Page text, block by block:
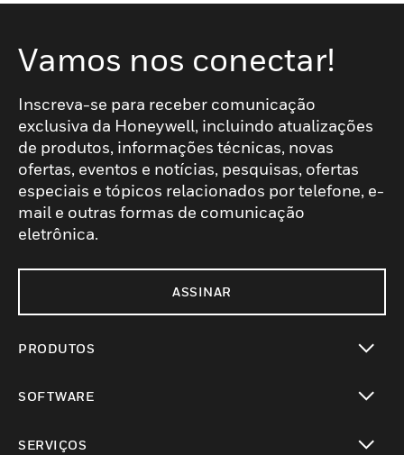
Vamos nos conectar!
Inscreva-se para receber comunicação
exclusiva da Honeywell, incluindo atualizações
de produtos, informações técnicas, novas
ofertas, eventos e notícias, pesquisas, ofertas
especiais e tópicos relacionados por telefone, e-
mail e outras formas de comunicação
eletrônica.
ASSINAR
PRODUTOS
SOFTWARE
SERVIÇOS